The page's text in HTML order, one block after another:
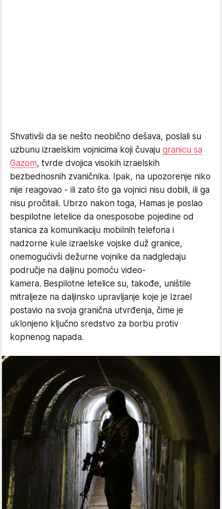
Shvativši da se nešto neobično dešava, poslali su
uzbunu izraelskim vojnicima koji čuvaju granicu sa
Gazom, tvrde dvojica visokih izraelskih
bezbednosnih zvaničnika. Ipak, na upozorenje niko
nije reagovao - ili zato što ga vojnici nisu dobili, ili ga
nisu pročitali. Ubrzo nakon toga, Hamas je poslao
bespilotne letelice da onesposobe pojedine od
stanica za komunikaciju mobilnih telefona i
nadzorne kule izraelske vojske duž granice,
onemogućivši dežurne vojnike da nadgledaju
područje na daljinu pomoću video-
kamera. Bespilotne letelice su, takođe, uništile
mitraljeze na daljinsko upravljanje koje je Izrael
postavio na svoja granična utvrđenja, čime je
uklonjeno ključno sredstvo za borbu protiv
kopnenog napada.